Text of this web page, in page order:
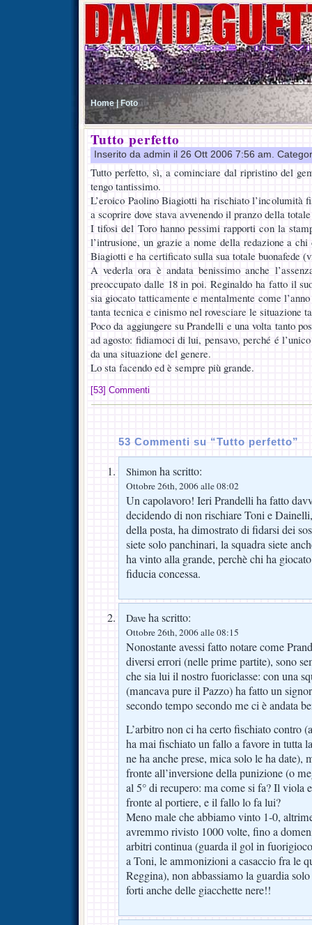
Home | Foto
Tutto perfetto
Inserito da admin il 26 Ott 2006 7:56 am.
Tutto perfetto, sì, a cominciare dal ripristino del
tengo tantissimo.
L’eroico Paolino Biagiotti ha rischiato l’incolumità
a scoprire dove stava avvenendo il pranzo della
I tifosi del Toro hanno pessimi rapporti con la
l’intrusione, un grazie a nome della redazione a
Biagiotti e ha certificato sulla sua totale buonafede
A vederla ora è andata benissimo anche
preoccupato dalle 18 in poi. Reginaldo ha fatto il
sia giocato tatticamente e mentalmente come
tanta tecnica e cinismo nel rovesciare le situazione
Poco da aggiungere su Prandelli e una volta tanto
ad agosto: fidiamoci di lui, pensavo, perché é
da una situazione del genere.
Lo sta facendo ed è sempre più grande.
[53] Commenti
53 Commenti su “Tutto perfetto”
Shimon ha scritto:
Ottobre 26th, 2006 alle 08:02
Un capolavoro! Ieri Prandelli ha fatto
decidendo di non rischiare Toni e
della posta, ha dimostrato di fidarsi dei
siete solo panchinari, la squadra siete
ha vinto alla grande, perchè chi ha
fiducia concessa.
Dave ha scritto:
Ottobre 26th, 2006 alle 08:15
Nonostante avessi fatto notare come
diversi errori (nelle prime partite), sono
che sia lui il nostro fuoriclasse: con una
(mancava pure il Pazzo) ha fatto un
secondo tempo secondo me ci è andata
L’arbitro non ci ha certo fischiato contro
ha mai fischiato un fallo a favore in tutta
ne ha anche prese, mica solo le ha date),
fronte all’inversione della punizione (o
al 5° di recupero: ma come si fa? Il viola
fronte al portiere, e il fallo lo fa lui?
Meno male che abbiamo vinto 1-0,
avremmo rivisto 1000 volte, fino a
arbitri continua (guarda il gol in
a Toni, le ammonizioni a casaccio fra le
Reggina), non abbassiamo la guardia
forti anche delle giacchette nere!!